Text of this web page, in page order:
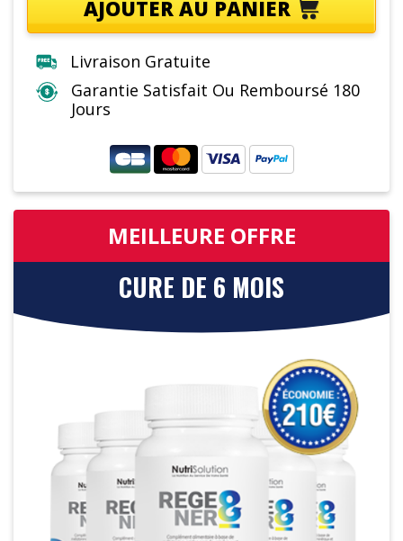
AJOUTER AU PANIER
Livraison Gratuite
Garantie Satisfait Ou Remboursé 180
Jours
MEILLEURE OFFRE
CURE DE 6 MOIS